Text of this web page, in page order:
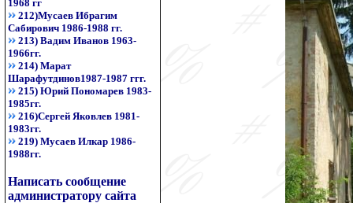
1968 гг
212)Мусаев Ибрагим
Сабирович 1986-1988 гг.
213) Вадим Иванов 1963-
1966гг.
214) Марат
Шарафутдинов1987-1987 ггг.
215) Юрий Пономарев 1983-
1985гг.
216)Сергей Яковлев 1981-
1983гг.
219) Мусаев Илкар 1986-
1988гг.
Написать сообщение
администратору сайта